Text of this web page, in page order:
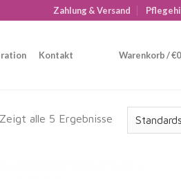
Zahlung & Versand
Kontakt Warenkorb /€
Zeigt alle 5 Ergebnisse